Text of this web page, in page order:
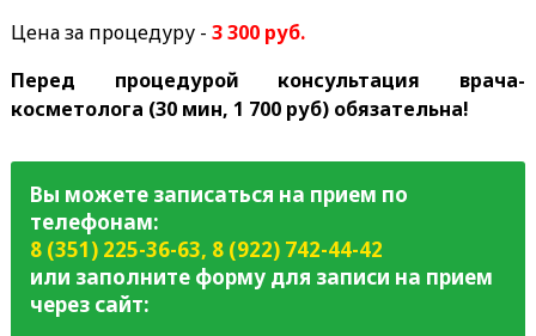
Цена за процедуру - 3 300 руб.
Перед процедурой консультация врача-
косметолога (30 мин, 1 700 руб) обязательна!
Вы можете записаться на прием по
телефонам:
8 (351) 225-36-63, 8 (922) 742-44-42
или заполните форму для записи на прием
через сайт: